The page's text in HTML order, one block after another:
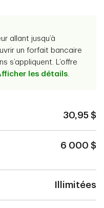
allant jusqu’à
un forfait bancaire
s’appliquent. L’offre
les détails
30,95 $
6 000 $
Illimitées